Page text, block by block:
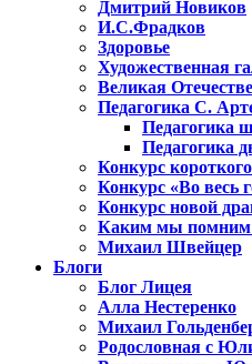
Дмитрий Новиков
И.С.Фрадков
Здоровье
Художественная
Великая
Педагогика С.
Педагогика
Педагогика
Конкурс
Конкурс «Во весь
Конкурс новой
Каким мы помним
Михаил Швейцер
Блоги
Блог Лицея
Алла Нестеренко
Михаил
Родословная с